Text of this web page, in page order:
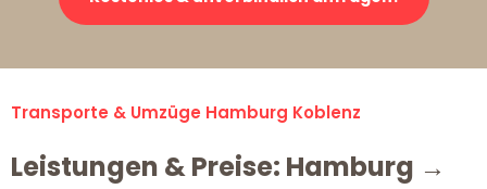
Transporte & Umzüge Hamburg Koblenz
Leistungen & Preise: Hamburg →